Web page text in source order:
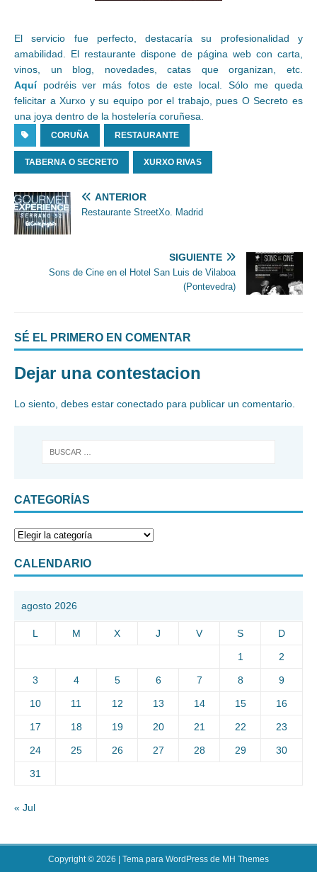
El servicio fue perfecto, destacaría su profesionalidad y
amabilidad. El restaurante dispone de página web con carta,
vinos, un blog, novedades, catas que organizan, etc.
Aquípodréis ver más fotos de este local. Sólo me queda
felicitar a Xurxo y su equipo por el trabajo, pues O Secreto es
una joya dentro de la hostelería coruñesa.
CORUÑA RESTAURANTE
TABERNA O SECRETO XURXO RIVAS
ANTERIOR
Restaurante StreetXo. Madrid
SIGUIENTE
Sons de Cine en el Hotel San Luis de Vilaboa
(Pontevedra)
SÉ EL PRIMERO EN COMENTAR
Dejar una contestacion
Lo siento, debes estar conectado para publicar un comentario.
CATEGORÍAS
CALENDARIO
agosto 2026
L M X J V S D
1 2
3 4 5 6 7 8 9
10 11 12 13 14 15 16
17 18 19 20 21 22 23
24 25 26 27 28 29 30
31
« Jul
Copyright © 2026 | Tema para WordPress de MH Themes